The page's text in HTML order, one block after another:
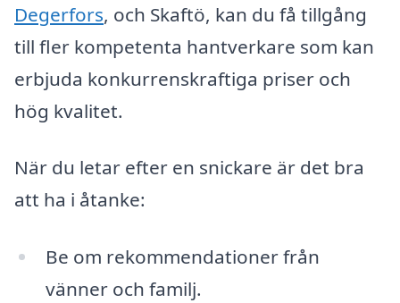
Degerfors, och Skaftö, kan du få tillgång
till fler kompetenta hantverkare som kan
erbjuda konkurrenskraftiga priser och
hög kvalitet.
När du letar efter en snickare är det bra
att ha i åtanke:
Be om rekommendationer från
vänner och familj.